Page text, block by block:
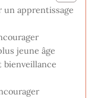
un apprentissage
jeune âge
bienveillance